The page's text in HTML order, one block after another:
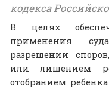
кодекса
В целях
применения
разрешении
или лишением
отобранием